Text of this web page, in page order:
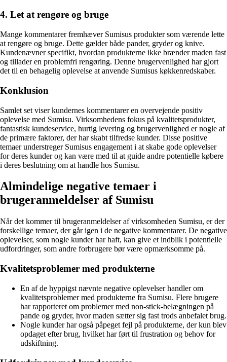
4. Let at rengøre og bruge
Mange kommentarer fremhæver Sumisus produkter som værende lette
at rengøre og bruge. Dette gælder både pander, gryder og knive.
Kundenævner specifikt, hvordan produkterne ikke brænder maden fast
og tillader en problemfri rengøring. Denne brugervenlighed har gjort
det til en behagelig oplevelse at anvende Sumisus køkkenredskaber.
Konklusion
Samlet set viser kundernes kommentarer en overvejende positiv
oplevelse med Sumisu. Virksomhedens fokus på kvalitetsprodukter,
fantastisk kundeservice, hurtig levering og brugervenlighed er nogle af
de primære faktorer, der har skabt tilfredse kunder. Disse positive
temaer understreger Sumisus engagement i at skabe gode oplevelser
for deres kunder og kan være med til at guide andre potentielle købere
i deres beslutning om at handle hos Sumisu.
Almindelige negative temaer i
brugeranmeldelser af Sumisu
Når det kommer til brugeranmeldelser af virksomheden Sumisu, er der
forskellige temaer, der går igen i de negative kommentarer. De negative
oplevelser, som nogle kunder har haft, kan give et indblik i potentielle
udfordringer, som andre forbrugere bør være opmærksomme på.
Kvalitetsproblemer med produkterne
En af de hyppigst nævnte negative oplevelser handler om
kvalitetsproblemer med produkterne fra Sumisu. Flere brugere
har rapporteret om problemer med non-stick-belægningen på
pande og gryder, hvor maden sætter sig fast trods anbefalet brug.
Nogle kunder har også påpeget fejl på produkterne, der kun blev
opdaget efter brug, hvilket har ført til frustration og behov for
udskiftning.